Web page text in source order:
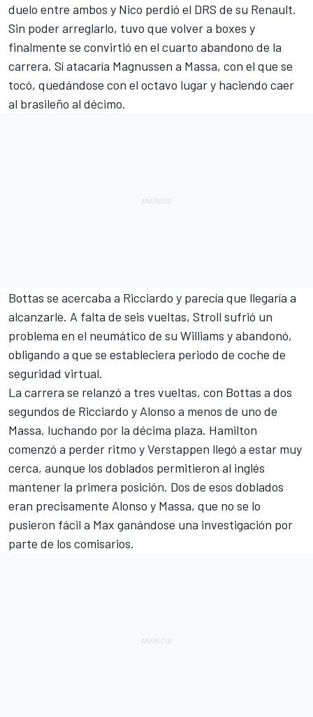
duelo entre ambos y Nico perdió el DRS de su Renault.
Sin poder arreglarlo, tuvo que volver a boxes y
finalmente se convirtió en el cuarto abandono de la
carrera. Sí atacaría Magnussen a Massa, con el que se
tocó, quedándose con el octavo lugar y haciendo caer
al brasileño al décimo.
Bottas se acercaba a Ricciardo y parecía que llegaría a
alcanzarle. A falta de seis vueltas, Stroll sufrió un
problema en el neumático de su Williams y abandonó,
obligando a que se estableciera periodo de coche de
seguridad virtual.
La carrera se relanzó a tres vueltas, con Bottas a dos
segundos de Ricciardo y Alonso a menos de uno de
Massa, luchando por la décima plaza. Hamilton
comenzó a perder ritmo y Verstappen llegó a estar muy
cerca, aunque los doblados permitieron al inglés
mantener la primera posición. Dos de esos doblados
eran precisamente Alonso y Massa, que no se lo
pusieron fácil a Max ganándose una investigación por
parte de los comisarios.